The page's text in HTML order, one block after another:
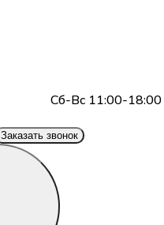
Сб-Вс 11:00-18:00
Заказать звонок